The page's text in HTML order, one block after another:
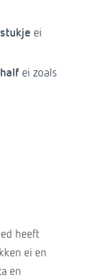
ei
ei zoals
heeft
ei en
en